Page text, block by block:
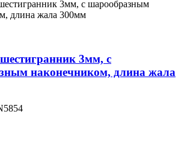
3мм, с
наконечником, длина жала